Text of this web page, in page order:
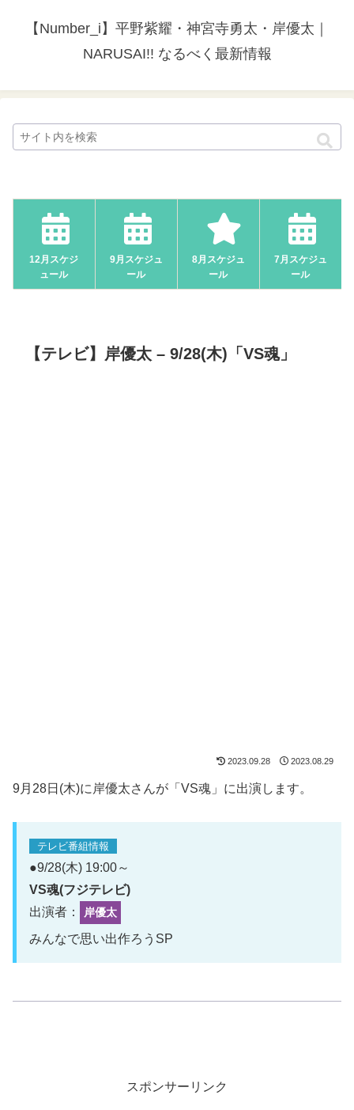
【Number_i】平野紫耀・神宮寺勇太・岸優太｜
NARUSAI!! なるべく最新情報
12月スケジ
ュール
9月スケジュ
ール
8月スケジュ
ール
7月スケジュ
ール
【テレビ】岸優太 – 9/28(木)「VS魂」
2023.09.28 2023.08.29
9月28日(木)に岸優太さんが「VS魂」に出演します。
テレビ番組情報
●9/28(木) 19:00～
VS魂(フジテレビ)
出演者：
岸優太
みんなで思い出作ろうSP
スポンサーリンク